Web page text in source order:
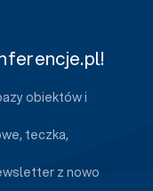
obiektów i
teczka,
z nowo